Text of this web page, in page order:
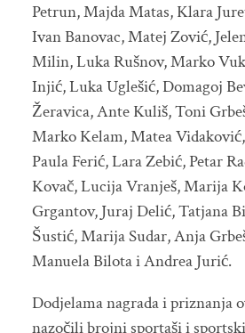
Petrun, Majda Matas, Klara
Ivan Banovac, Matej Zović,
Milin, Luka Rušnov, Marko
Injić, Luka Uglešić, Domagoj
Žeravica, Ante Kuliš, Toni
Marko Kelam, Matea
Paula Ferić, Lara Zebić, Petar
Kovač, Lucija Vranješ, Marija
Grgantov, Juraj Delić, Tatjana
Šustić, Marija Sudar, Anja
Manuela Bilota i Andrea Jurić.
Dodjelama nagrada i priznanja
nazočili brojni sportaši i